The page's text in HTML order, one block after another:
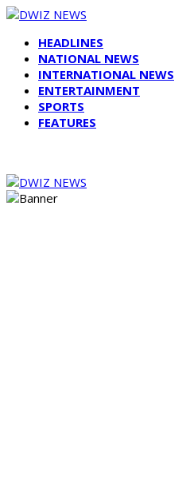
HEADLINES
NATIONAL NEWS
INTERNATIONAL NEWS
ENTERTAINMENT
SPORTS
FEATURES